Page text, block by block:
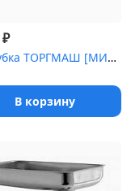
₽
Мясорубка ТОРГМАШ [МИМ-300М]
В корзину